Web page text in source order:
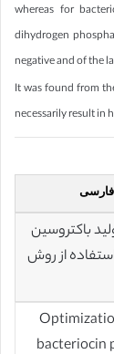
whereas for
dihydrogen
negative and of the
It was found from
necessarily result in
فارسی
باکتروسین
از روش
bacteriocin